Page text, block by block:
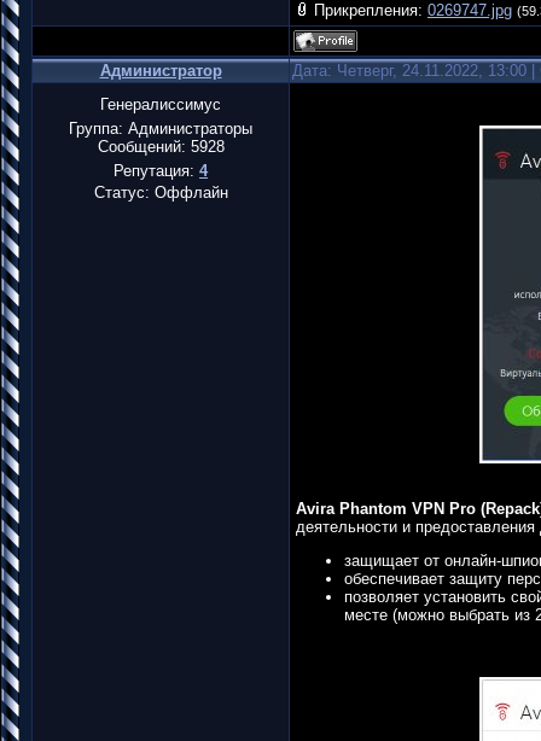
Прикрепления: 0269747.jpg
Администратор
Дата: Четверг, 24.11.2022, 13:00
Генералиссимус
Группа: Администраторы
Сообщений: 5928
Репутация: 4
Статус: Оффлайн
Avira Phantom VPN Pro
деятельности и
защищает от онлайн-
обеспечивает защиту
позволяет установить
месте (можно выбрать из